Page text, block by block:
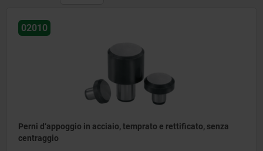
02010
Perni d‘appoggio in acciaio, temprato e rettificato, senza
centraggio